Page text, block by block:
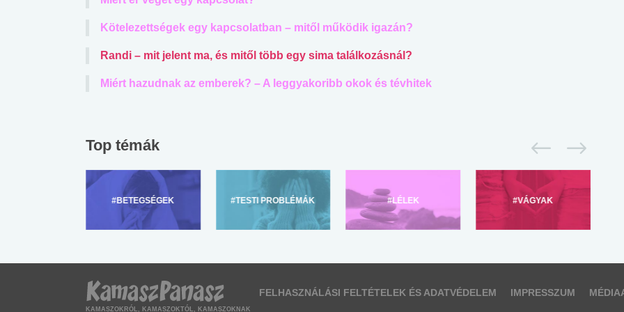
Kötelezettségek egy kapcsolatban – mitől működik igazán?
Randi – mit jelent ma, és mitől több egy sima találkozásnál?
Miért hazudnak az emberek? – A leggyakoribb okok és tévhitek
Top témák
#BETEGSÉGEK #TESTI PROBLÉMÁK #LÉLEK #VÁGYAK
KAMASZOKRÓL, KAMASZOKTÓL, KAMASZOKNAK
FELHASZNÁLÁSI FELTÉTELEK ÉS ADATVÉDELEM IMPRESSZUM